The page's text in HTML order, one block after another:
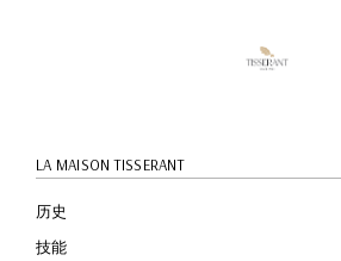
LA MAISON TISSERANT
历史
技能